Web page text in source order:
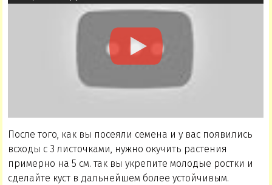
После того, как вы посеяли семена и у вас появились
всходы с 3 листочками, нужно окучить растения
примерно на 5 см. так вы укрепите молодые ростки и
сделайте куст в дальнейшем более устойчивым.